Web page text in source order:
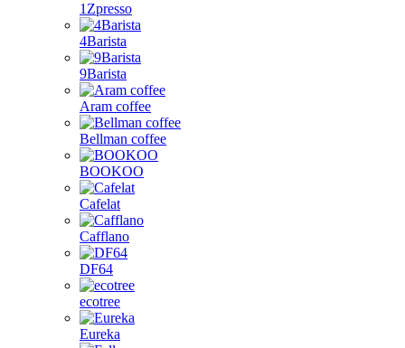
1Zpresso
4Barista
9Barista
Aram coffee
Bellman coffee
BOOKOO
Cafelat
Cafflano
DF64
ecotree
Eureka